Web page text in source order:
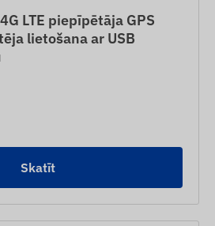
LTE piepīpētāja GPS
lietošana ar USB
Skatīt